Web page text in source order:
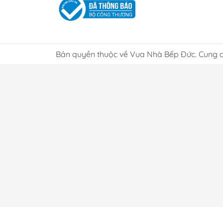
Bản quyền thuộc về Vua Nhà Bếp Đức. Cung